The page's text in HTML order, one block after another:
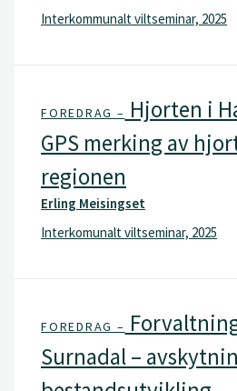
Interkommunalt viltseminar, 2025
FOREDRAG – Hjorten i
GPS merking av
regionen
Erling Meisingset
Interkomunalt viltseminar, 2025
FOREDRAG –
Surnadal –